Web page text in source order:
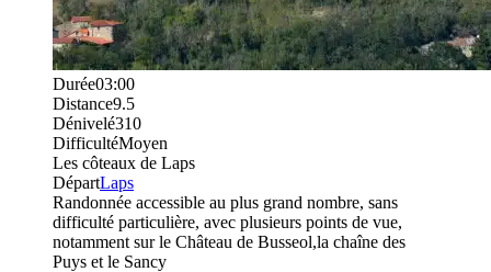
Durée03:00
Distance9.5
Dénivelé310
DifficultéMoyen
Les côteaux de Laps
DépartLaps
Randonnée accessible au plus grand nombre, sans
difficulté particulière, avec plusieurs points de vue,
notamment sur le Château de Busseol,la chaîne des
Puys et le Sancy